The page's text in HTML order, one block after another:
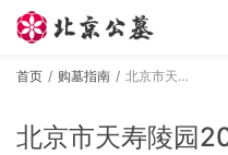
首页 购墓指南 北京市天寿陵园2025年8月各葬式官方价格表最新参考
北京市天寿陵园